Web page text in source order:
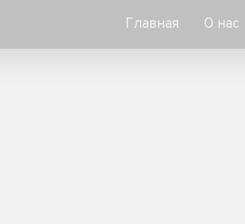
Главная О нас